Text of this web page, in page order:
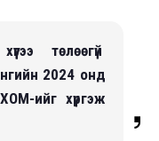
төлөөгүй
2024 онд
ийг хүргэж